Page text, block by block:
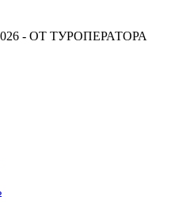
- ОТ ТУРОПЕРАТОРА